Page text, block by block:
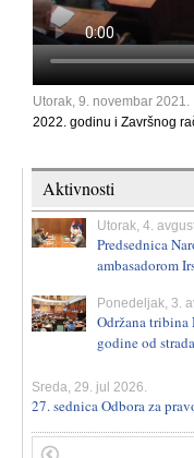
Utorak, 9. novembar 2021.
2022. godinu i Završnog
Aktivnosti
Utorak, 4.
Predsednica
ambasadorom
Ponedeljak, 3.
Održana tribina
godine od
Sreda, 29. jul 2026.
27. sednica Odbora za